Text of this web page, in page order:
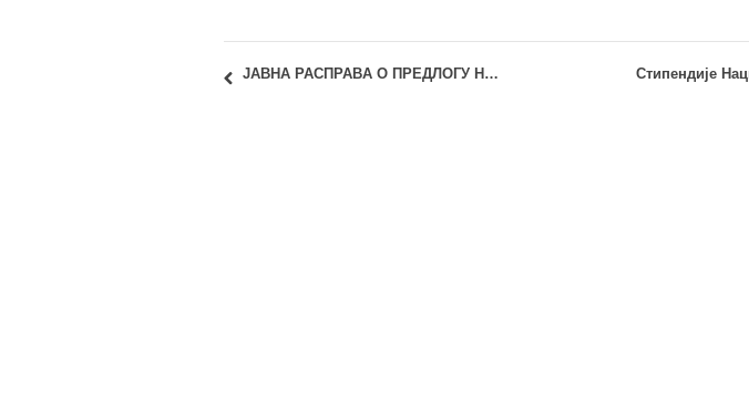
ЈАВНA РАСПРАВA О ПРЕДЛОГУ НАЦИОНАЛНЕ АРХИТЕКТОНСКЕ СТРАТЕГИЈЕ СА АКЦИОНИМ ПЛАНОМ